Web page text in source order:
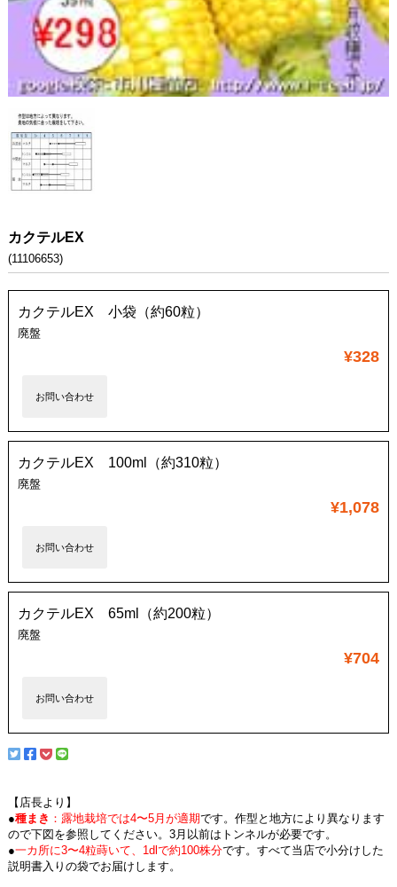
カクテルEX
(11106653)
カクテルEX 小袋（約60粒）
廃盤
¥328
お問い合わせ
カクテルEX 100ml（約310粒）
廃盤
¥1,078
お問い合わせ
カクテルEX 65ml（約200粒）
廃盤
¥704
お問い合わせ
【店長より】
●種まき ：露地栽培では4〜5月が適期です。作型と地方により異なります
ので下図を参照してください。3月以前はトンネルが必要です。
●一カ所に3〜4粒蒔いて、1dlで約100株分です。すべて当店で小分けした
説明書入りの袋でお届けします。